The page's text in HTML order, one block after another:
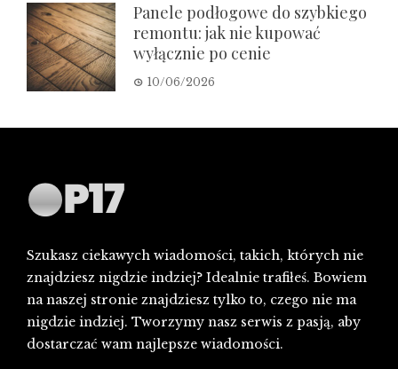
Panele podłogowe do szybkiego
remontu: jak nie kupować
wyłącznie po cenie
10/06/2026
Szukasz ciekawych wiadomości, takich, których nie
znajdziesz nigdzie indziej? Idealnie trafiłeś. Bowiem
na naszej stronie znajdziesz tylko to, czego nie ma
nigdzie indziej. Tworzymy nasz serwis z pasją, aby
dostarczać wam najlepsze wiadomości.